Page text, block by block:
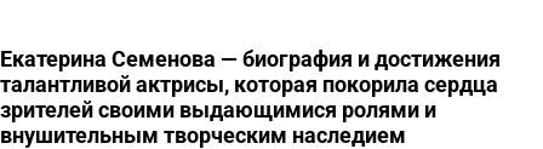
Екатерина Семенова — биография и достижения
талантливой актрисы, которая покорила сердца
зрителей своими выдающимися ролями и
внушительным творческим наследием